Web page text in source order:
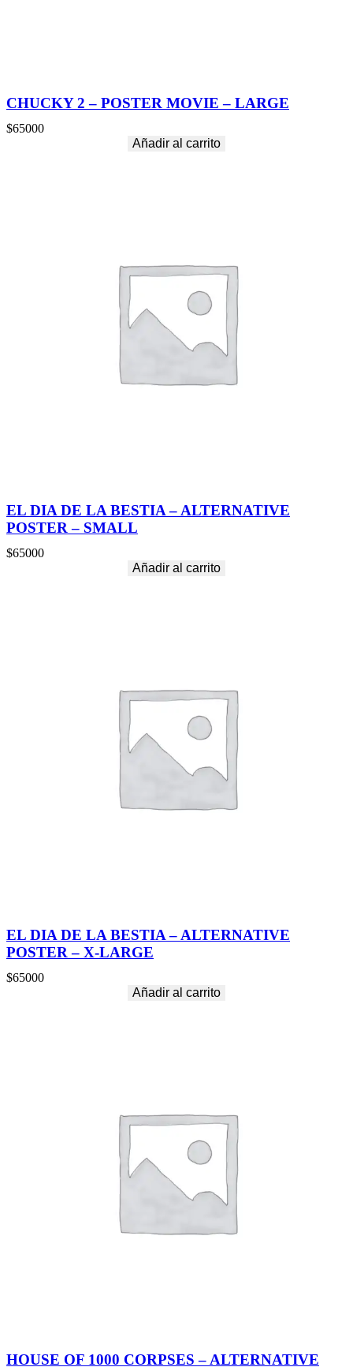
CHUCKY 2 – POSTER MOVIE – LARGE
$65000
Añadir al carrito
EL DIA DE LA BESTIA – ALTERNATIVE
POSTER – SMALL
$65000
Añadir al carrito
EL DIA DE LA BESTIA – ALTERNATIVE
POSTER – X-LARGE
$65000
Añadir al carrito
HOUSE OF 1000 CORPSES – ALTERNATIVE